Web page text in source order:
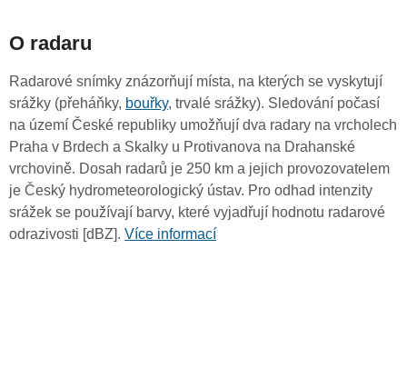
O radaru
Radarové snímky znázorňují místa, na kterých se vyskytují
srážky (přeháňky, bouřky, trvalé srážky). Sledování počasí
na území České republiky umožňují dva radary na vrcholech
Praha v Brdech a Skalky u Protivanova na Drahanské
vrchovině. Dosah radarů je 250 km a jejich provozovatelem
je Český hydrometeorologický ústav. Pro odhad intenzity
srážek se používají barvy, které vyjadřují hodnotu radarové
odrazivosti [dBZ]. Více informací